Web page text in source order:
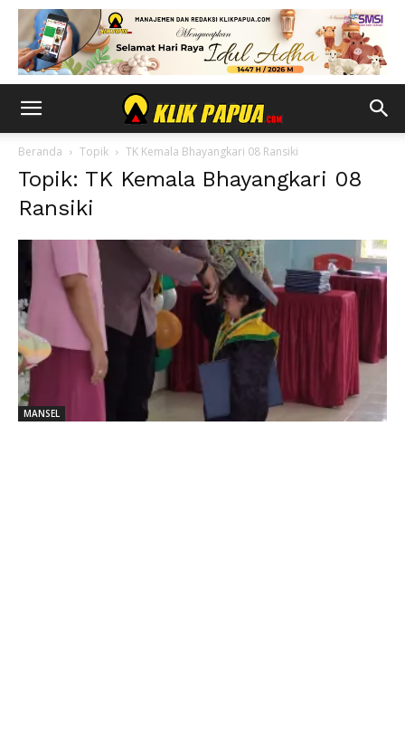
Beranda Topik TK Kemala Bhayangkari 08 Ransiki
Topik: TK Kemala Bhayangkari 08
Ransiki
MANSEL